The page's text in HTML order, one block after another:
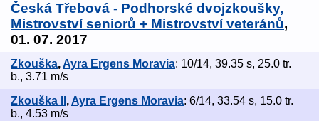
Česká Třebová - Podhorské dvojzkoušky,
Mistrovství seniorů + Mistrovství veteránů,
01. 07. 2017
Zkouška,Ayra Ergens Moravia: 10/14, 39.35 s, 25.0 tr.
b., 3.71 m/s
Zkouška II , Ayra Ergens Moravia: 6/14, 33.54 s, 15.0 tr.
b., 4.53 m/s